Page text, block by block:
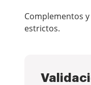
Complementos
estrictos.